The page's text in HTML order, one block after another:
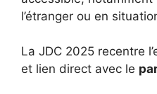
l’étranger ou en
La JDC 2025 recentre
et lien direct avec le